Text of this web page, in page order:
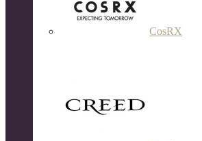
CosRX